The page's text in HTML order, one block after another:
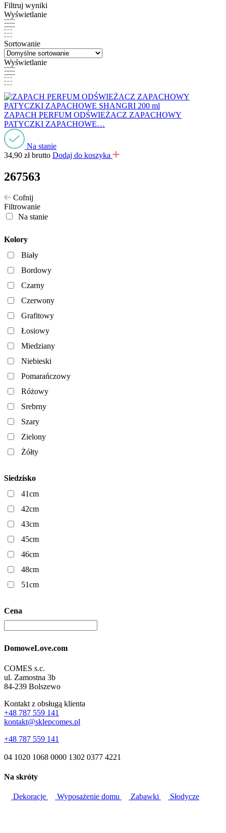
Filtruj wyniki
Wyświetlanie
Sortowanie
Wyświetlanie
ZAPACH PERFUM ODŚWIEŻACZ ZAPACHOWY
PATYCZKI ZAPACHOWE…
Na stanie
34,90 zł brutto Dodaj do koszyka
267563
Cofnij
Filtrowanie
Na stanie
Kolory
Biały
Bordowy
Czarny
Czerwony
Grafitowy
Łosiowy
Miedziany
Niebieski
Pomarańczowy
Różowy
Srebrny
Szary
Zielony
Żółty
Siedzisko
41cm
42cm
43cm
45cm
46cm
48cm
51cm
Cena
DomoweLove.com
COMES s.c.
ul. Zamostna 3b
84-239 Bolszewo
Kontakt z obsługą klienta
+48 787 559 141
kontakt@sklepcomes.pl
+48 787 559 141
04 1020 1068 0000 1302 0377 4221
Na skróty
Dekoracje Wyposażenie domu Zabawki Słodycze